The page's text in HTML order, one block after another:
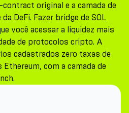
original e a camada de
DeFi. Fazer bridge de SOL
você acessar a liquidez mais
de protocolos cripto. A
cadastrados zero taxas de
com a camada de